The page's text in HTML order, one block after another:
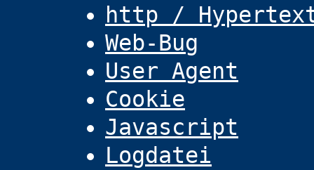
http /
Web-Bug
User Agent
Cookie
Javascript
Logdatei